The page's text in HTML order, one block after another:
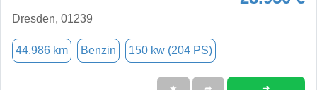
Dresden, 01239
44.986 km Benzin 150 kw (204 PS)